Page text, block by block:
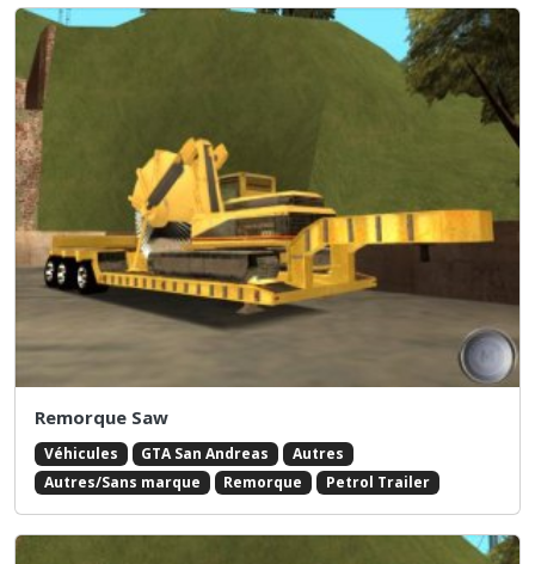
Remorque Saw
Véhicules GTA San Andreas
Autres
Autres/Sans marque
Remorque Petrol Trailer